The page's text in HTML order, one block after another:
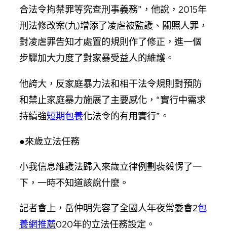
合法令拘禁罪等究查刑事義務”，他說，2015年
刑法修改案(九)增添了凌虐被監護、關照人罪，
對凌虐罪告知才處置的規則作了修正，進一個
步驟加大力度了對家暴受益人的維護。
他誇大，反家庭暴力法和相干法令規則對預防
和禁止家庭暴力施展了主要感化，“實行中需求
持續強短期包養化法令的有用實行”。
●來歲立法任務
小我信息維護法歸入來歲立律例劃裴毅愣了一
下，一時不知道該說什麼。
記者會上，岳仲明先容了全國人年夜常委會2包
養網推薦020年的立法任務設定。